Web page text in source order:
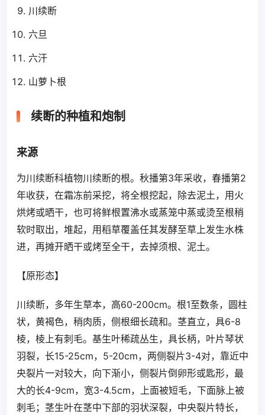
川续断
六旦
六汗
山萝卜根
续断的种植和炮制
来源
为川续断科植物川续断的根。秋播第3年采收，春播第2
年收获，在霜冻前采挖，将全根挖起，除去泥土，用火
烘烤或晒干，也可将鲜根置沸水或蒸笼中蒸或烫至根稍
软时取出，堆起，用稻草覆盖任其发酵至草上发生水株
进，再摊开晒干或烤至全干，去掉须根、泥土。
【原形态】
川续断，多年生草本，高60-200cm。根1至数条，圆柱
状，黄褐色，稍肉质，侧根细长疏和。茎直立，具6-8
棱，棱上有刺毛。基生叶稀疏丛生，具长柄，叶片琴状
羽裂，长15-25cm，5-20cm，两侧裂片3-4对，靠近中
央裂片一对较大，向下渐小，侧裂片倒卵形或匙形，最
大的长4-9cm，宽3-4.5cm，上面被短毛，下面脉上被
刺毛；茎生叶在茎中下部的羽状深裂，中央裂片特长，